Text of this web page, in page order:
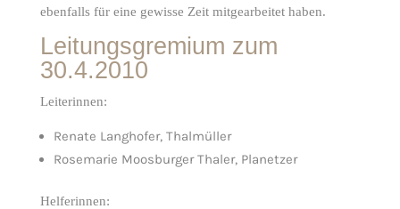
ebenfalls für eine gewisse Zeit mitgearbeitet haben.
Leitungsgremium zum
30.4.2010
Leiterinnen:
Renate Langhofer, Thalmüller
Rosemarie Moosburger Thaler, Planetzer
Helferinnen: